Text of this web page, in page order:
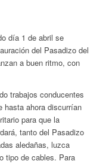
día 1 de abril se
del Pasadizo del
a buen ritmo, con
trabajos conducentes
hasta ahora discurrían
para que la
tanto del Pasadizo
aledañas, luzca
tipo de cables. Para